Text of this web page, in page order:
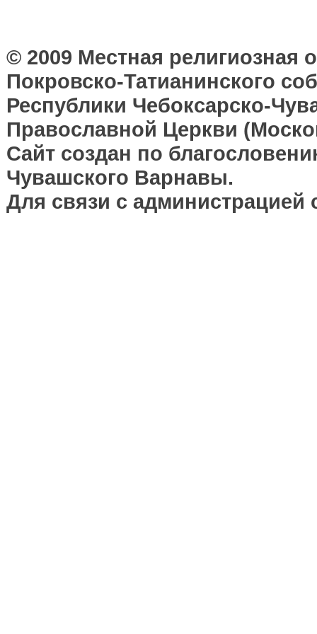
© 2009 Местная религиозная
Покровско-Татианинского
Республики Чебоксарско-
Православной Церкви
Сайт создан по
Чувашского Варнавы.
Для связи с администрацией